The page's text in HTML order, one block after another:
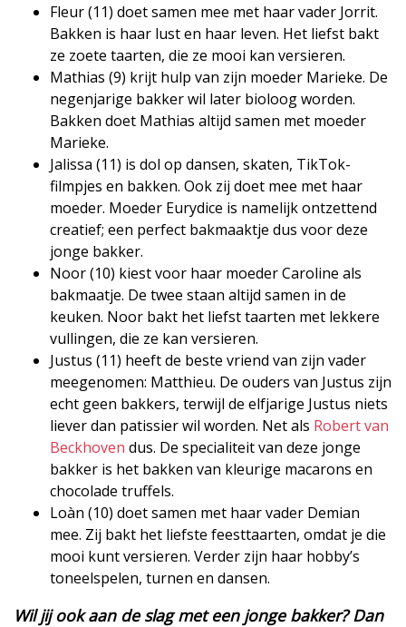
Fleur (11) doet samen mee met haar vader Jorrit.
Bakken is haar lust en haar leven. Het liefst bakt
ze zoete taarten, die ze mooi kan versieren.
Mathias (9) krijt hulp van zijn moeder Marieke. De
negenjarige bakker wil later bioloog worden.
Bakken doet Mathias altijd samen met moeder
Marieke.
Jalissa (11) is dol op dansen, skaten, TikTok-
filmpjes en bakken. Ook zij doet mee met haar
moeder. Moeder Eurydice is namelijk ontzettend
creatief; een perfect bakmaaktje dus voor deze
jonge bakker.
Noor (10) kiest voor haar moeder Caroline als
bakmaatje. De twee staan altijd samen in de
keuken. Noor bakt het liefst taarten met lekkere
vullingen, die ze kan versieren.
Justus (11) heeft de beste vriend van zijn vader
meegenomen: Matthieu. De ouders van Justus zijn
echt geen bakkers, terwijl de elfjarige Justus niets
liever dan patissier wil worden. Net als Robert van
Beckhoven dus. De specialiteit van deze jonge
bakker is het bakken van kleurige macarons en
chocolade truffels.
Loàn (10) doet samen met haar vader Demian
mee. Zij bakt het liefste feesttaarten, omdat je die
mooi kunt versieren. Verder zijn haar hobby’s
toneelspelen, turnen en dansen.
Wil jij ook aan de slag met een jonge bakker? Dan